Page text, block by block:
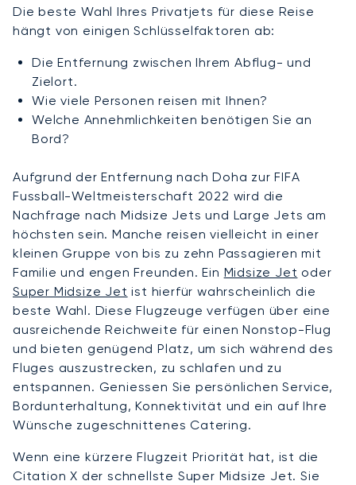
Die beste Wahl Ihres Privatjets für diese Reise
hängt von einigen Schlüsselfaktoren ab:
Die Entfernung zwischen Ihrem Abflug- und
Zielort.
Wie viele Personen reisen mit Ihnen?
Welche Annehmlichkeiten benötigen Sie an
Bord?
Aufgrund der Entfernung nach Doha zur FIFA
Fussball-Weltmeisterschaft 2022 wird die
Nachfrage nach Midsize Jets und Large Jets am
höchsten sein. Manche reisen vielleicht in einer
kleinen Gruppe von bis zu zehn Passagieren mit
Familie und engen Freunden. Ein Midsize Jet oder
Super Midsize Jet ist hierfür wahrscheinlich die
beste Wahl. Diese Flugzeuge verfügen über eine
ausreichende Reichweite für einen Nonstop-Flug
und bieten genügend Platz, um sich während des
Fluges auszustrecken, zu schlafen und zu
entspannen. Geniessen Sie persönlichen Service,
Bordunterhaltung, Konnektivität und ein auf Ihre
Wünsche zugeschnittenes Catering.
Wenn eine kürzere Flugzeit Priorität hat, ist die
Citation X der schnellste Super Midsize Jet. Sie